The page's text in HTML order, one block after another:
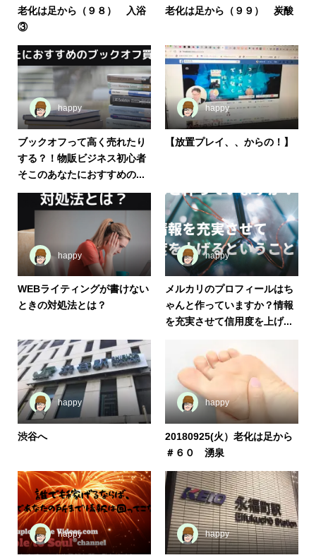
老化は足から（９８） 入浴
③
老化は足から（９９） 炭酸
happy
ブックオフって高く売れたり
する？！物販ビジネス初心者
そこのあなたにおすすめの...
happy
【放置プレイ、、からの！】
happy
WEBライティングが書けない
ときの対処法とは？
happy
メルカリのプロフィールはち
ゃんと作っていますか？情報
を充実させて信用度を上げ...
happy
渋谷へ
happy
20180925(火）老化は足から
＃６０ 湧泉
happy happy